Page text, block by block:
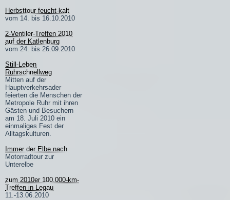
Herbsttour feucht-kalt
vom 14. bis 16.10.2010
2-Ventiler-Treffen 2010
auf der Katlenburg
vom 24. bis 26.09.2010
Still-Leben
Ruhrschnellweg
Mitten auf der
Hauptverkehrsader
feierten die Menschen der
Metropole Ruhr mit ihren
Gästen und Besuchern
am 18. Juli 2010 ein
einmaliges Fest der
Alltagskulturen.
Immer der Elbe nach
Motorradtour zur
Unterelbe
zum 2010er 100.000-km-
Treffen in Legau
11.-13.06.2010